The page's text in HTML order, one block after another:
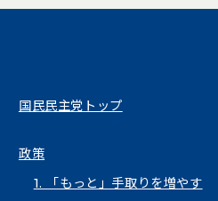
国民民主党トップ
政策
1. 「もっと」手取りを増やす